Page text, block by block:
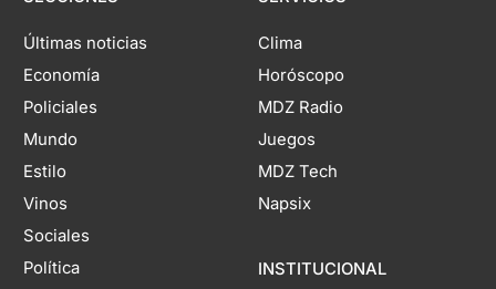
Últimas noticias
Economía
Policiales
Mundo
Estilo
Vinos
Sociales
Política
Clima
Horóscopo
MDZ Radio
Juegos
MDZ Tech
Napsix
INSTITUCIONAL